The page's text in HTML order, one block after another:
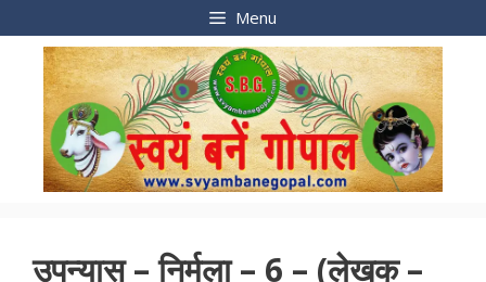
content
Menu
उपन्यास – निर्मला – 6 – (लेखक –